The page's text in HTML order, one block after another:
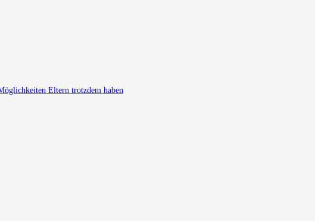
Eltern trotzdem haben